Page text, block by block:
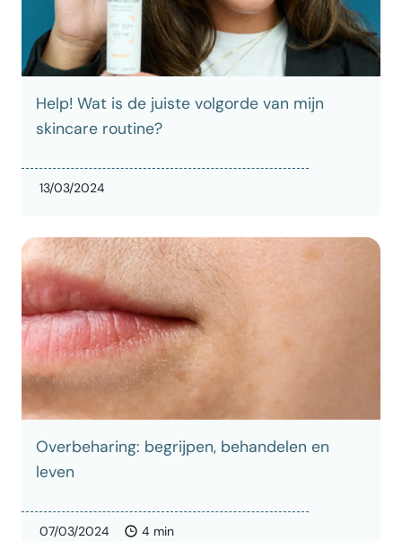
Help! Wat is de juiste volgorde van mijn
skincare routine?
13/03/2024
Overbeharing: begrijpen, behandelen en
leven
07/03/2024 4 min